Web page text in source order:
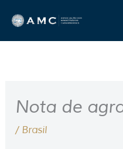
para
o
Nota de
/ Brasil